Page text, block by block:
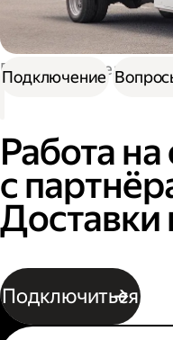
Работа водителем
Работа на
с
Доставки
Подключиться
Подключение